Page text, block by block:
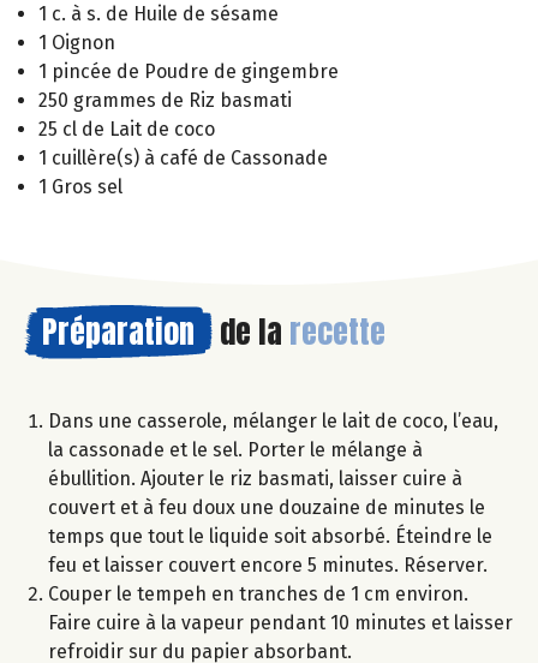
1 c. à s. de Huile de sésame
1 Oignon
1 pincée de Poudre de gingembre
250 grammes de Riz basmati
25 cl de Lait de coco
1 cuillère(s) à café de Cassonade
1 Gros sel
Préparation de la recette
Dans une casserole, mélanger le lait de coco, l’eau,
la cassonade et le sel. Porter le mélange à
ébullition. Ajouter le riz basmati, laisser cuire à
couvert et à feu doux une douzaine de minutes le
temps que tout le liquide soit absorbé. Éteindre le
feu et laisser couvert encore 5 minutes. Réserver.
Couper le tempeh en tranches de 1 cm environ.
Faire cuire à la vapeur pendant 10 minutes et laisser
refroidir sur du papier absorbant.